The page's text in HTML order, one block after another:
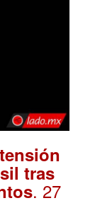
tras
. 27